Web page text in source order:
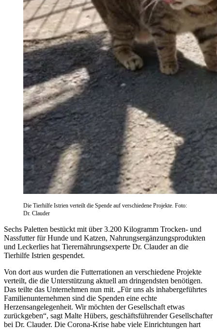
Die Tierhilfe Istrien verteilt die Spende auf verschiedene Projekte. Foto:
Dr. Clauder
Sechs Paletten bestückt mit über 3.200 Kilogramm Trocken- und
Nassfutter für Hunde und Katzen, Nahrungsergänzungsprodukten
und Leckerlies hat Tierernährungsexperte Dr. Clauder an die
Tierhilfe Istrien gespendet.
Von dort aus wurden die Futterrationen an verschiedene Projekte
verteilt, die die Unterstützung aktuell am dringendsten benötigen.
Das teilte das Unternehmen nun mit. „Für uns als inhabergeführtes
Familienunternehmen sind die Spenden eine echte
Herzensangelegenheit. Wir möchten der Gesellschaft etwas
zurückgeben“, sagt Malte Hübers, geschäftsführender Gesellschafter
bei Dr. Clauder. Die Corona-Krise habe viele Einrichtungen hart